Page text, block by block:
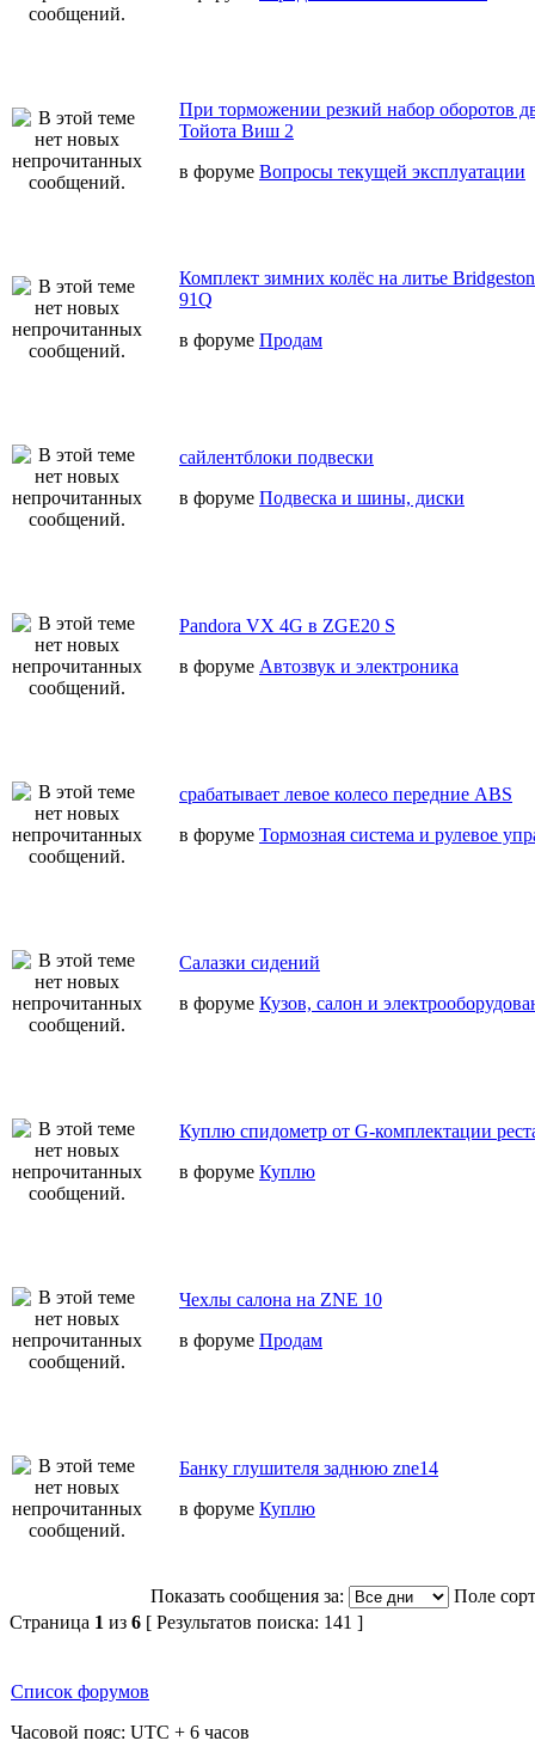
При торможении резкий набор оборотов
Тойота Виш 2
в форуме Вопросы текущей эксплуатации
Комплект зимних колёс на литье
91Q
в форуме Продам
сайлентблоки подвески
в форуме Подвеска и шины, диски
Pandora VX 4G в ZGE20 S
в форуме Автозвук и электроника
срабатывает левое колесо передние ABS
в форуме Тормозная система и рулевое
Салазки сидений
в форуме Кузов, салон и
Куплю спидометр от G-комплектации
в форуме Куплю
Чехлы салона на ZNE 10
в форуме Продам
Банку глушителя заднюю zne14
в форуме Куплю
Показать сообщения за:
Поле
Страница 1 из 6 [ Результатов поиска: 141 ]
Список форумов
Часовой пояс: UTC + 6 часов